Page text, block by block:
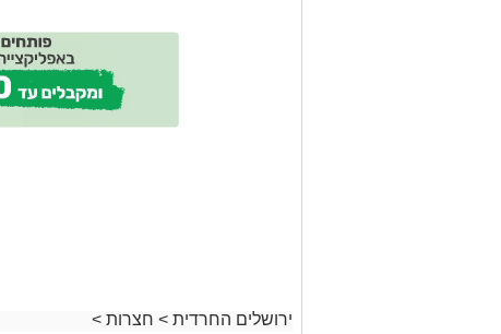
ירושלים החרדית > חצרות >